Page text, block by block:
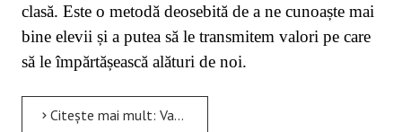
clasă. Este o metodă deosebită de a ne cunoaște mai
bine elevii și a putea să le transmitem valori pe care
să le împărtășească alături de noi.
Citește mai mult: Valorile interioare, fundamentul existenței conștiente